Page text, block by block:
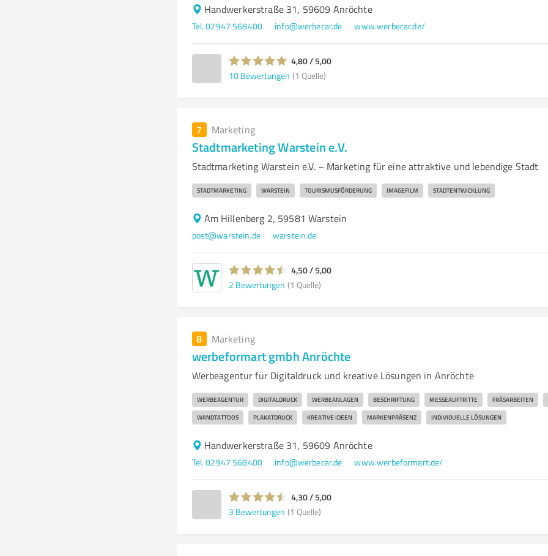
Handwerkerstraße 31, 59609 Anröchte
Tel. 02947 568400 info@werbecar.de www.werbecar.de/
4,80 / 5,00
10 Bewertungen (1 Quelle)
7 Marketing
Stadtmarketing Warstein e.V.
Stadtmarketing Warstein e.V. – Marketing für eine attraktive und lebendige Stadt
STADTMARKETING WARSTEIN TOURISMUSFÖRDERUNG IMAGEFILM STADTENTWICKLUNG
Am Hillenberg 2, 59581 Warstein
post@warstein.de warstein.de
4,50 / 5,00
2 Bewertungen (1 Quelle)
8 Marketing
werbeformart gmbh Anröchte
Werbeagentur für Digitaldruck und kreative Lösungen in Anröchte
WERBEAGENTUR DIGITALDRUCK WERBEANLAGEN BESCHRIFTUNG MESSEAUFTRITTE FRÄSARBEITEN
WANDTATTOOS PLAKATDRUCK KREATIVE IDEEN MARKENPRÄSENZ INDIVIDUELLE LÖSUNGEN
Handwerkerstraße 31, 59609 Anröchte
Tel. 02947 568400 info@werbecar.de www.werbeformart.de/
4,30 / 5,00
3 Bewertungen (1 Quelle)